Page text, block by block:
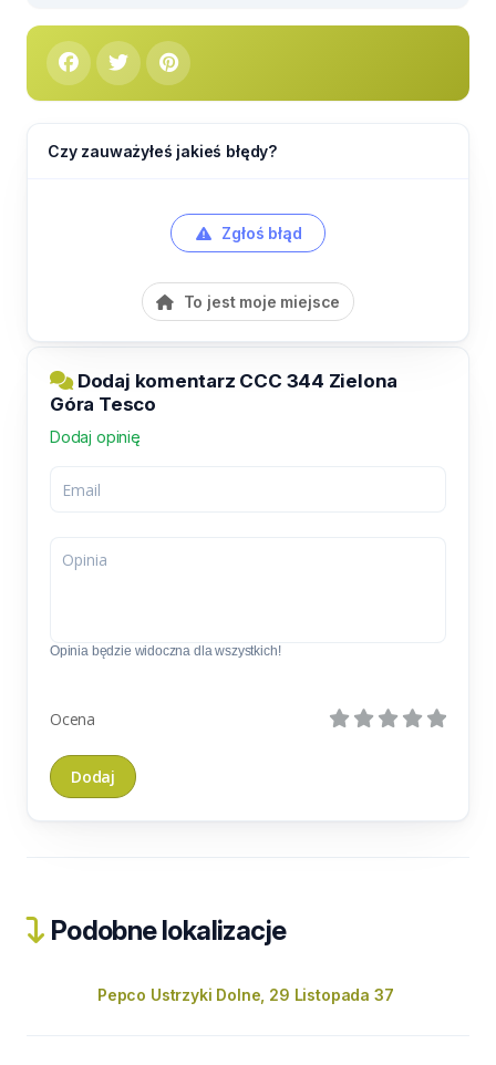
Czy zauważyłeś jakieś błędy?
Zgłoś błąd
To jest moje miejsce
Dodaj komentarz CCC 344 Zielona
Góra Tesco
Dodaj opinię
Opinia będzie widoczna dla wszystkich!
Ocena
Podobne lokalizacje
Pepco Ustrzyki Dolne, 29 Listopada 37